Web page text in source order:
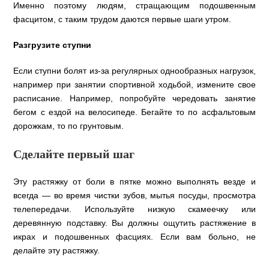
Именно поэтому людям, стращающим подошвенным
фасцитом, с таким трудом даются первые шаги утром.
Разгрузите ступни
Если ступни болят из-за регулярных однообразных нагрузок,
например при занятии спортивной ходьбой, измените свое
расписание. Например, попробуйте чередовать занятие
бегом с ездой на велосипеде. Бегайте то по асфальтовым
дорожкам, то по грунтовым.
Сделайте первый шаг
Эту растяжку от боли в пятке можно выполнять везде и
всегда — во время чистки зубов, мытья посуды, просмотра
телепередачи. Используйте низкую скамеечку или
деревянную подставку. Вы должны ощутить растяжение в
икрах и подошвенных фасциях. Если вам больно, не
делайте эту растяжку.